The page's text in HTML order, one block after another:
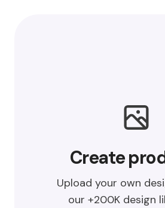
Create
Upload your own
our +200K design